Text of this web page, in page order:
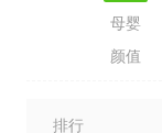
母婴
颜值
排行